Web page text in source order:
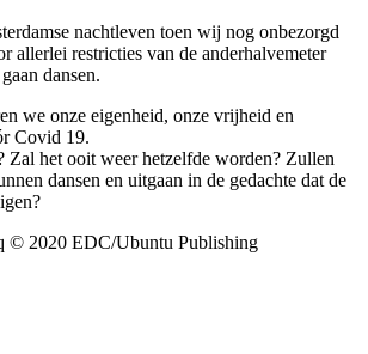
nachtleven toen wij nog onbezorgd
allerlei restricties van de anderhalvemeter
dansen.
we onze eigenheid, onze vrijheid en
Covid 19.
Zal het ooit weer hetzelfde worden? Zullen
dansen en uitgaan in de gedachte dat de
© 2020 EDC/Ubuntu Publishing